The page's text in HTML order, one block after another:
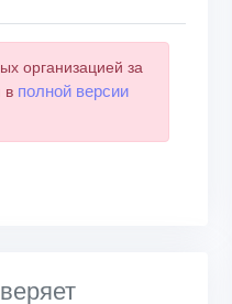
организацией за
в полной версии